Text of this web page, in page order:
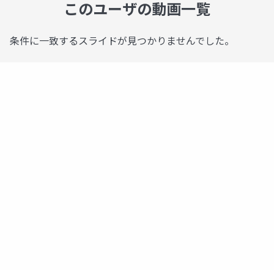
このユーザの動画一覧
条件に一致するスライドが見つかりませんでした。